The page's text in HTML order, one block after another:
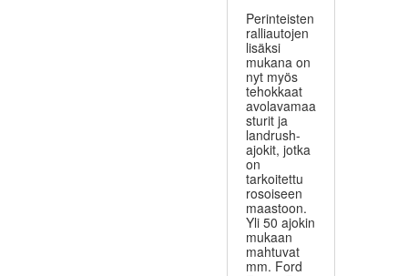
Perinteisten
ralliautojen
lisäksi
mukana on
nyt myös
tehokkaat
avolavamaa
sturit ja
landrush-
ajokit, jotka
on
tarkoitettu
rosoiseen
maastoon.
Yli 50 ajokin
mukaan
mahtuvat
mm. Ford